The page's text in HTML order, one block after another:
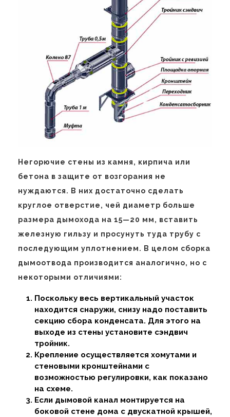
Негорючие стены из камня, кирпича или
бетона в защите от возгорания не
нуждаются. В них достаточно сделать
круглое отверстие, чей диаметр больше
размера дымохода на 15—20 мм, вставить
железную гильзу и просунуть туда трубу с
последующим уплотнением. В целом сборка
дымоотвода производится аналогично, но с
некоторыми отличиями:
Поскольку весь вертикальный участок
находится снаружи, снизу надо поставить
секцию сбора конденсата. Для этого на
выходе из стены установите сэндвич
тройник.
Крепление осуществляется хомутами и
стеновыми кронштейнами с
возможностью регулировки, как показано
на схеме.
Если дымовой канал монтируется на
боковой стене дома с двускатной крышей,